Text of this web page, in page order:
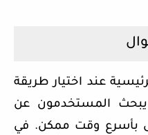
عند اختيار طريقة
يبحث المستخدمون عن
بأسرع وقت ممكن. في